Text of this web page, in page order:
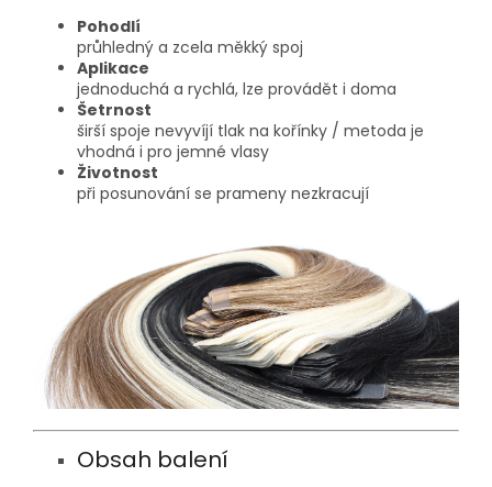
Pohodlí
průhledný a zcela měkký spoj
Aplikace
jednoduchá a rychlá, lze provádět i doma
Šetrnost
širší spoje nevyvíjí tlak na kořínky / metoda je
vhodná i pro jemné vlasy
Životnost
při posunování se prameny nezkracují
Obsah balení